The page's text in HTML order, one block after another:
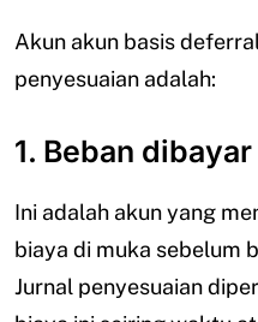
Akun akun basis
penyesuaian adalah:
1. Beban
Ini adalah akun yang
biaya di muka sebelum
Jurnal penyesuaian